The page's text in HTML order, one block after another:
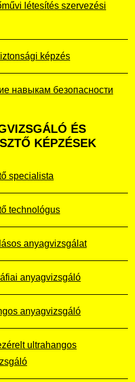
létesítés szervezési
képzés
навыкам безопасности
ÉS
KÉPZÉSEK
specialista
technológus
anyagvizsgálat
anyagvizsgáló
anyagvizsgáló
ultrahangos